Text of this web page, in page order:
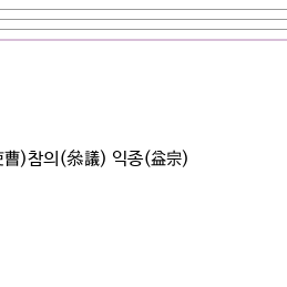
)참의(叅議) 익종(益宗)